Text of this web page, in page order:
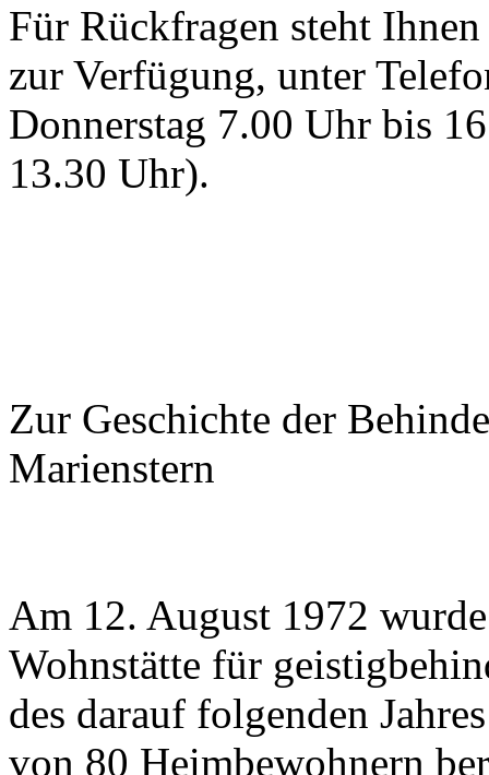
Für Rückfragen steht
zur Verfügung, unter
Donnerstag 7.00 Uhr bis
13.30 Uhr).
Zur Geschichte der
Marienstern
Am 12. August 1972
Wohnstätte für
des darauf folgenden
von 80 Heimbewohnern